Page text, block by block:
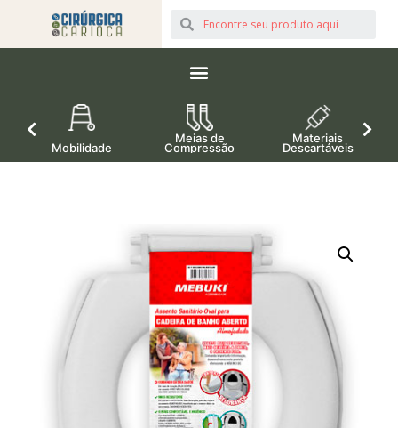
Mobilidade
Meias de
Compressão
Materiais
Descartáveis